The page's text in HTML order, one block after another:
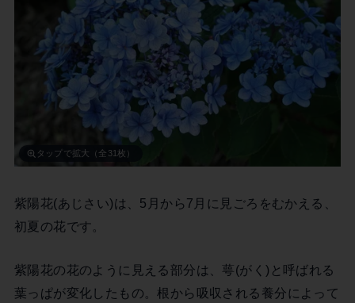
タップで拡大（全31枚）
紫陽花(あじさい)は、5月から7月に見ごろをむかえる、
初夏の花です。
紫陽花の花のように見える部分は、萼(がく)と呼ばれる
葉っぱが変化したもの。根から吸収される養分によって